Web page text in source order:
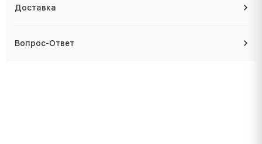
Доставка
Вопрос-Ответ